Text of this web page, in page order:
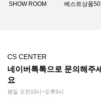
SHOW ROOM 베스트상품50
CS CENTER
네이버톡톡으로 문의해주세
요
평일 오전10시~오후5시